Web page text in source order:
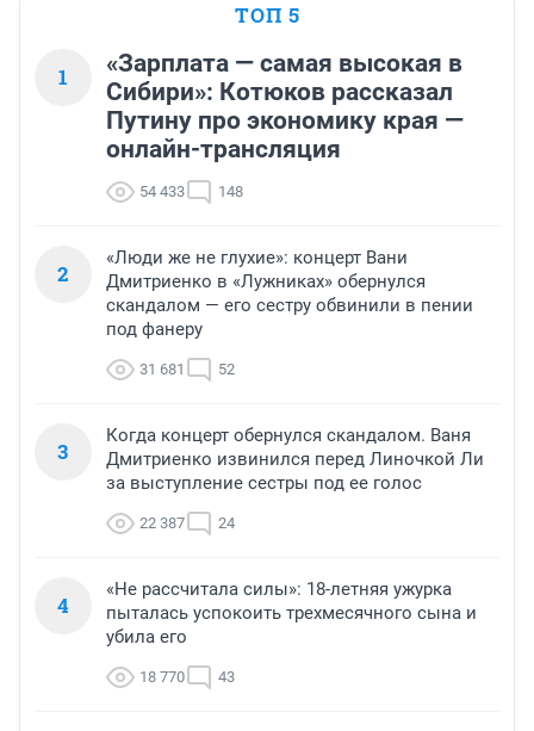
ТОП 5
1
«Зарплата — самая высокая в
Сибири»: Котюков рассказал
Путину про экономику края —
онлайн-трансляция
54 433 148
2
«Люди же не глухие»: концерт Вани
Дмитриенко в «Лужниках» обернулся
скандалом — его сестру обвинили в пении
под фанеру
31 681 52
3
Когда концерт обернулся скандалом. Ваня
Дмитриенко извинился перед Линочкой Ли
за выступление сестры под ее голос
22 387 24
4
«Не рассчитала силы»: 18-летняя ужурка
пыталась успокоить трехмесячного сына и
убила его
18 770 43